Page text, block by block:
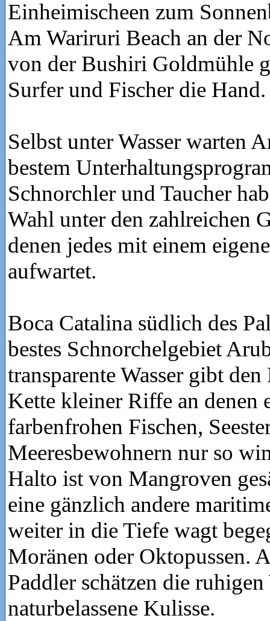
Einheimischeen zum
Am Wariruri Beach an der
von der Bushiri Goldmühle
Surfer und Fischer die Hand.
Selbst unter Wasser warten
bestem
Schnorchler und Taucher
Wahl unter den zahlreichen
denen jedes mit einem
aufwartet.
Boca Catalina südlich des
bestes Schnorchelgebiet
transparente Wasser gibt
Kette kleiner Riffe an denen
farbenfrohen Fischen,
Meeresbewohnern nur so
Halto ist von Mangroven
eine gänzlich andere
weiter in die Tiefe wagt
Moränen oder Oktopussen.
Paddler schätzen die
naturbelassene Kulisse.